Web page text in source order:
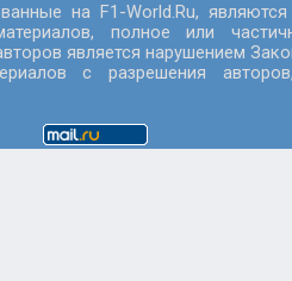
на F1-World.Ru,
полное или
является нарушением
с разрешения